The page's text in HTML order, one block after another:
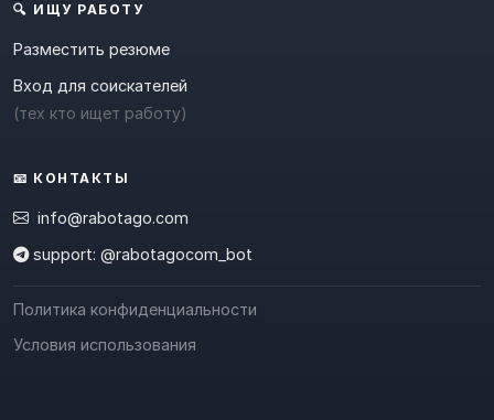
🔍 ИЩУ РАБОТУ
Разместить резюме
Вход для соискателей
(тех кто ищет работу)
📧 КОНТАКТЫ
info@rabotago.com
support: @rabotagocom_bot
Политика конфиденциальности
Условия использования